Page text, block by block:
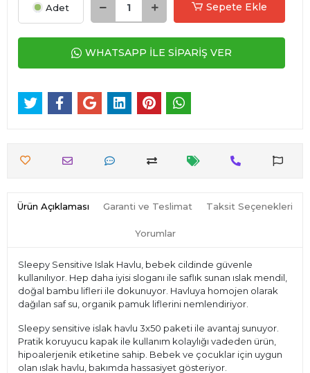
Adet Sepete Ekle
WHATSAPP İLE SİPARİŞ VER
Ürün Açıklaması Garanti ve Teslimat Taksit Seçenekleri
Yorumlar
Sleepy Sensitive Islak Havlu, bebek cildinde güvenle
kullanılıyor. Hep daha iyisi sloganı ile saflık sunan ıslak mendil,
doğal bambu lifleri ile dokunuyor. Havluya homojen olarak
dağılan saf su, organik pamuk liflerini nemlendiriyor.
Sleepy sensitive islak havlu 3x50 paketi ile avantaj sunuyor.
Pratik koruyucu kapak ile kullanım kolaylığı vadeden ürün,
hipoalerjenik etiketine sahip. Bebek ve çocuklar için uygun
olan ıslak havlu, bakımda hassasiyet gösteriyor.